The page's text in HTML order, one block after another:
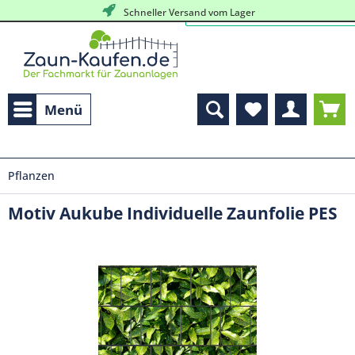
Schneller Versand vom Lager
kostenlose, persöhnliche Beratung
Menü
Pflanzen
Motiv Aukube Individuelle Zaunfolie PES